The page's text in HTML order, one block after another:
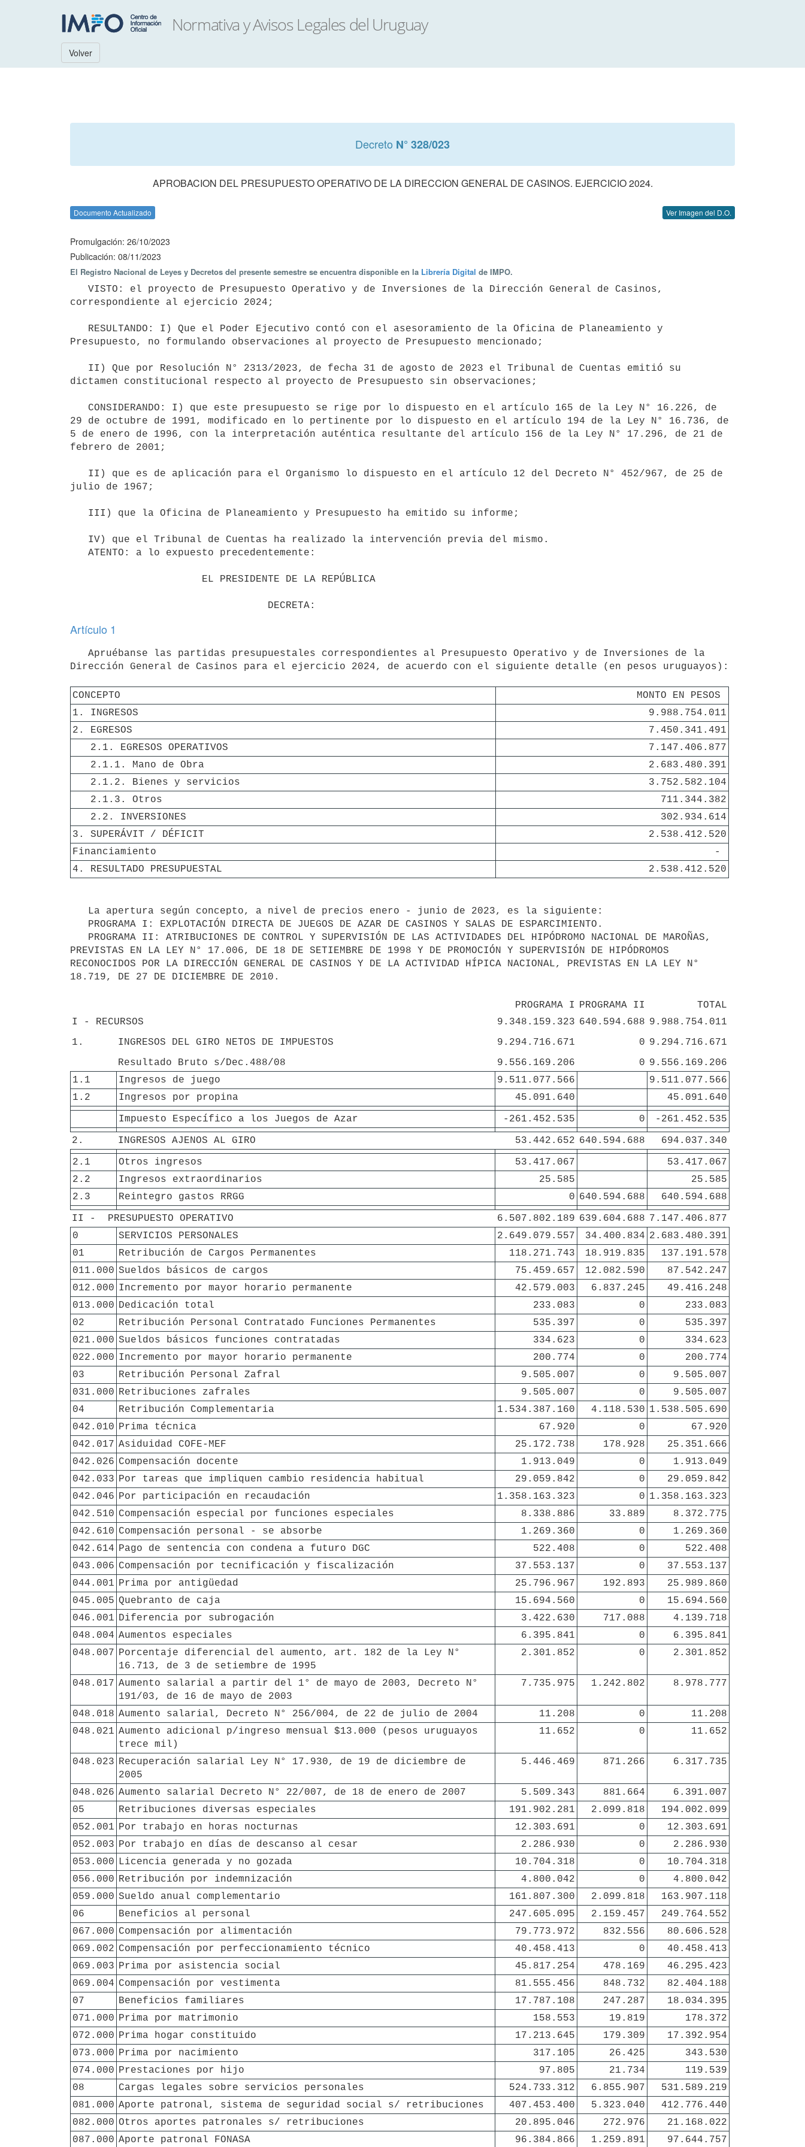
Volver
Decreto N° 328/023
APROBACION DEL PRESUPUESTO OPERATIVO DE LA DIRECCION GENERAL DE CASINOS. EJERCICIO 2024.
Documento Actualizado Ver Imagen del D.O.
Promulgación: 26/10/2023
Publicación: 08/11/2023
El Registro Nacional de Leyes y Decretos del presente semestre se encuentra disponible en la Librería Digital de IMPO.
correspondiente al ejercicio 2024;
Presupuesto, no formulando observaciones al proyecto de Presupuesto mencionado;
dictamen constitucional respecto al proyecto de Presupuesto sin observaciones;
29 de octubre de 1991, modificado en lo pertinente por lo dispuesto en el artículo 194 de la Ley N° 16.736, de
5 de enero de 1996, con la interpretación auténtica resultante del artículo 156 de la Ley N° 17.296, de 21 de
febrero de 2001;
julio de 1967;
Artículo 1
Dirección General de Casinos para el ejercicio 2024, de acuerdo con el siguiente detalle (en pesos uruguayos):
CONCEPTO
MONTO EN PESOS
1. INGRESOS
9.988.754.011
2. EGRESOS
7.450.341.491
   2.1. EGRESOS OPERATIVOS
7.147.406.877
   2.1.1. Mano de Obra
2.683.480.391
   2.1.2. Bienes y servicios
3.752.582.104
   2.1.3. Otros
711.344.382
   2.2. INVERSIONES
302.934.614
3. SUPERÁVIT / DÉFICIT
2.538.412.520
Financiamiento
-
4. RESULTADO PRESUPUESTAL
2.538.412.520
PREVISTAS EN LA LEY N° 17.006, DE 18 DE SETIEMBRE DE 1998 Y DE PROMOCIÓN Y SUPERVISIÓN DE HIPÓDROMOS
RECONOCIDOS POR LA DIRECCIÓN GENERAL DE CASINOS Y DE LA ACTIVIDAD HÍPICA NACIONAL, PREVISTAS EN LA LEY N°
18.719, DE 27 DE DICIEMBRE DE 2010.
PROGRAMA I PROGRAMA II
TOTAL
I - RECURSOS
9.348.159.323 640.594.688 9.988.754.011
1.
INGRESOS DEL GIRO NETOS DE IMPUESTOS 9.294.716.671 0 9.294.716.671
Resultado Bruto s/Dec.488/08
9.556.169.206 0 9.556.169.206
1.1
Ingresos de juego 9.511.077.566
9.511.077.566
1.2
Ingresos por propina 45.091.640
45.091.640
Impuesto Específico a los Juegos de Azar
-261.452.535 0
-261.452.535
2.
INGRESOS AJENOS AL GIRO 53.442.652 640.594.688
694.037.340
2.1
Otros ingresos 53.417.067
53.417.067
2.2
Ingresos extraordinarios 25.585
25.585
2.3
Reintegro gastos RRGG 0 640.594.688
640.594.688
II -  PRESUPUESTO OPERATIVO
6.507.802.189 639.604.688 7.147.406.877
0
SERVICIOS PERSONALES 2.649.079.557 34.400.834 2.683.480.391
01
Retribución de Cargos Permanentes 118.271.743 18.919.835
137.191.578
011.000 Sueldos básicos de cargos 75.459.657 12.082.590
87.542.247
012.000 Incremento por mayor horario permanente 42.579.003 6.837.245
49.416.248
013.000 Dedicación total 233.083 0
233.083
02
Retribución Personal Contratado Funciones Permanentes 535.397 0
535.397
021.000 Sueldos básicos funciones contratadas 334.623 0
334.623
022.000 Incremento por mayor horario permanente 200.774 0
200.774
03
Retribución Personal Zafral 9.505.007 0
9.505.007
031.000 Retribuciones zafrales 9.505.007 0
9.505.007
04
Retribución Complementaria 1.534.387.160 4.118.530 1.538.505.690
042.010 Prima técnica 67.920 0
67.920
042.017 Asiduidad COFE-MEF 25.172.738 178.928
25.351.666
042.026 Compensación docente 1.913.049 0
1.913.049
042.033 Por tareas que impliquen cambio residencia habitual 29.059.842 0
29.059.842
042.046 Por participación en recaudación 1.358.163.323 0 1.358.163.323
042.510 Compensación especial por funciones especiales 8.338.886 33.889
8.372.775
042.610 Compensación personal - se absorbe 1.269.360 0
1.269.360
042.614 Pago de sentencia con condena a futuro DGC 522.408 0
522.408
043.006 Compensación por tecnificación y fiscalización 37.553.137 0
37.553.137
044.001 Prima por antigüedad 25.796.967 192.893
25.989.860
045.005 Quebranto de caja 15.694.560 0
15.694.560
046.001 Diferencia por subrogación 3.422.630 717.088
4.139.718
048.004 Aumentos especiales 6.395.841 0
6.395.841
048.007 Porcentaje diferencial del aumento, art. 182 de la Ley N°
16.713, de 3 de setiembre de 1995
2.301.852 0 2.301.852
048.017 Aumento salarial a partir del 1° de mayo de 2003, Decreto N°
191/03, de 16 de mayo de 2003
7.735.975 1.242.802 8.978.777
048.018 Aumento salarial, Decreto N° 256/004, de 22 de julio de 2004 11.208 0
11.208
048.021 Aumento adicional p/ingreso mensual $13.000 (pesos uruguayos
trece mil)
11.652 0 11.652
048.023 Recuperación salarial Ley N° 17.930, de 19 de diciembre de
2005
5.446.469 871.266 6.317.735
048.026 Aumento salarial Decreto N° 22/007, de 18 de enero de 2007 5.509.343 881.664
6.391.007
05
Retribuciones diversas especiales 191.902.281 2.099.818
194.002.099
052.001 Por trabajo en horas nocturnas 12.303.691 0
12.303.691
052.003 Por trabajo en días de descanso al cesar 2.286.930 0
2.286.930
053.000
Licencia generada y no gozada 10.704.318 0
10.704.318
056.000 Retribución por indemnización 4.800.042 0
4.800.042
059.000 Sueldo anual complementario 161.807.300 2.099.818
163.907.118
06
Beneficios al personal 247.605.095 2.159.457
249.764.552
067.000 Compensación por alimentación 79.773.972 832.556
80.606.528
069.002 Compensación por perfeccionamiento técnico 40.458.413 0
40.458.413
069.003 Prima por asistencia social 45.817.254 478.169
46.295.423
069.004 Compensación por vestimenta 81.555.456 848.732
82.404.188
07
Beneficios familiares 17.787.108 247.287
18.034.395
071.000 Prima por matrimonio 158.553 19.819
178.372
072.000 Prima hogar constituido 17.213.645 179.309
17.392.954
073.000 Prima por nacimiento 317.105 26.425
343.530
074.000 Prestaciones por hijo 97.805 21.734
119.539
08
Cargas legales sobre servicios personales 524.733.312 6.855.907
531.589.219
081.000 Aporte patronal, sistema de seguridad social s/ retribuciones 407.453.400 5.323.040
412.776.440
082.000 Otros aportes patronales s/ retribuciones 20.895.046 272.976
21.168.022
087.000 Aporte patronal FONASA 96.384.866 1.259.891 97.644.757